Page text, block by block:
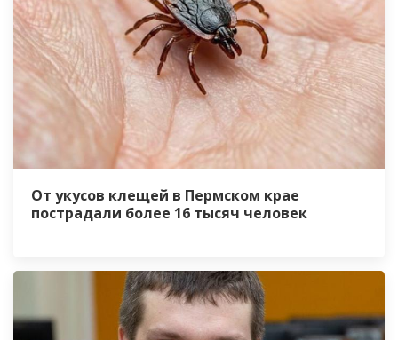
От укусов клещей в Пермском крае
пострадали более 16 тысяч человек